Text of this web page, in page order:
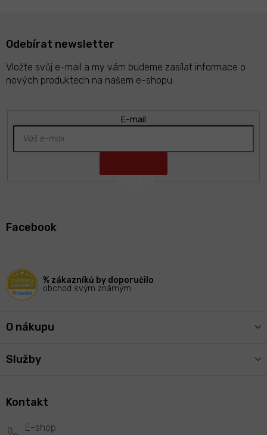
Odebírat newsletter
Vložte svůj e-mail a my vám budeme zasílat informace o
nových produktech na našem e-shopu.
E-mail
Facebook
% zákazníků by doporučilo
obchod svým známým
O nákupu
Služby
Kontakt